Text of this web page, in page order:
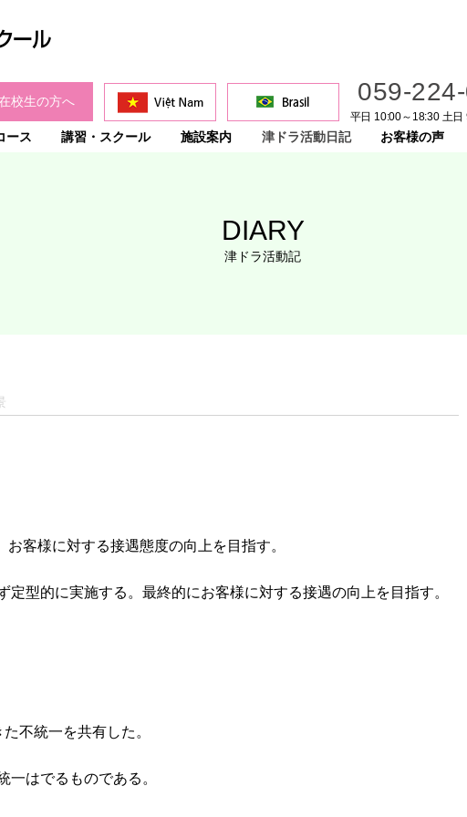
校生の方へ 059-
平日 10:00～18:30 土日
ース 講習・スクール 施設案内 津ドラ活動日記 お客様の声
DIARY
津ドラ活動記
客様に対する接遇態度の向上を目指す。
定型的に実施する。最終的にお客様に対する接遇の向上を目指す。
不統一を共有した。
一はでるものである。